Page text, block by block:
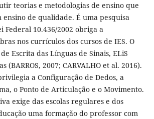
teorias e metodologias de ensino que
ensino de qualidade. É uma pesquisa
Federal 10.436/2002 obriga a
nos currículos dos cursos de IES. O
Escrita das Línguas de Sinais, ELiS
(BARROS, 2007; CARVALHO et al. 2016).
a Configuração de Dedos, a
o Ponto de Articulação e o Movimento.
exige das escolas regulares e dos
uma formação do professor com